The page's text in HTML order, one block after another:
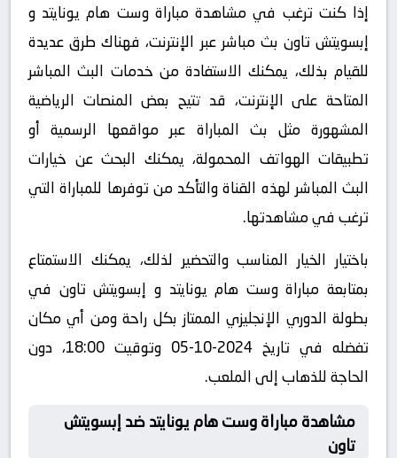
إذا كنت ترغب في مشاهدة مباراة وست هام يونايتد و
إبسويتش تاون بث مباشر عبر الإنترنت، فهناك طرق عديدة
للقيام بذلك، يمكنك الاستفادة من خدمات البث المباشر
المتاحة على الإنترنت، قد تتيح بعض المنصات الرياضية
المشهورة مثل بث المباراة عبر مواقعها الرسمية أو
تطبيقات الهواتف المحمولة، يمكنك البحث عن خيارات
البث المباشر لهذه القناة والتأكد من توفرها للمباراة التي
ترغب في مشاهدتها.
باختيار الخيار المناسب والتحضير لذلك، يمكنك الاستمتاع
بمتابعة مباراة وست هام يونايتد و إبسويتش تاون في
بطولة الدوري الإنجليزي الممتاز بكل راحة ومن أي مكان
تفضله في تاريخ 2024-10-05 وتوقيت 18:00، دون
الحاجة للذهاب إلى الملعب.
مشاهدة مباراة وست هام يونايتد ضد إبسويتش
تاون